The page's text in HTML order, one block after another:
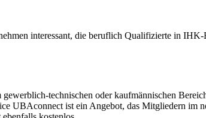
interessant, die beruflich Qualifizierte in
gewerblich-technischen oder kaufmännischen
UBAconnect ist ein Angebot, das Mitgliedern im